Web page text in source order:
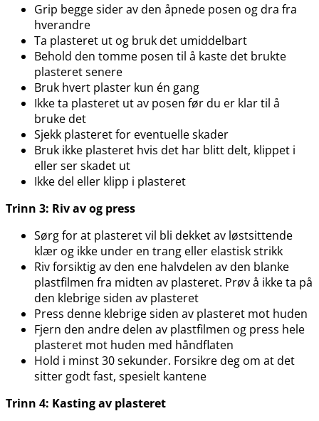
Grip begge sider av den åpnede posen og dra fra
hverandre
Ta plasteret ut og bruk det umiddelbart
Behold den tomme posen til å kaste det brukte
plasteret senere
Bruk hvert plaster kun én gang
Ikke ta plasteret ut av posen før du er klar til å
bruke det
Sjekk plasteret for eventuelle skader
Bruk ikke plasteret hvis det har blitt delt, klippet i
eller ser skadet ut
Ikke del eller klipp i plasteret
Trinn 3: Riv av og press
Sørg for at plasteret vil bli dekket av løstsittende
klær og ikke under en trang eller elastisk strikk
Riv forsiktig av den ene halvdelen av den blanke
plastfilmen fra midten av plasteret. Prøv å ikke ta på
den klebrige siden av plasteret
Press denne klebrige siden av plasteret mot huden
Fjern den andre delen av plastfilmen og press hele
plasteret mot huden med håndflaten
Hold i minst 30 sekunder. Forsikre deg om at det
sitter godt fast, spesielt kantene
Trinn 4: Kasting av plasteret